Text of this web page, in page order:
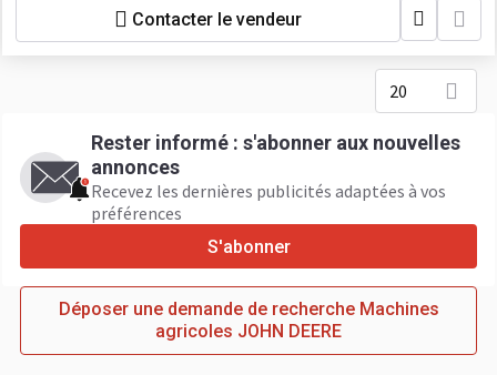
Contacter le vendeur
20
Rester informé : s'abonner aux nouvelles
annonces
Recevez les dernières publicités adaptées à vos
préférences
S'abonner
Déposer une demande de recherche Machines
agricoles JOHN DEERE